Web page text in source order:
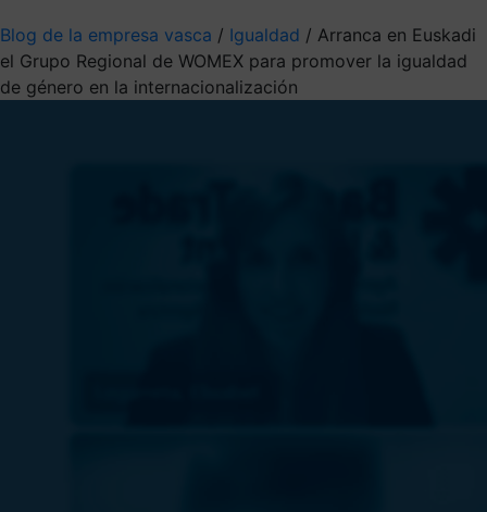
Blog de la empresa vasca / Igualdad / Arranca en Euskadi
el Grupo Regional de WOMEX para promover la igualdad
de género en la internacionalización